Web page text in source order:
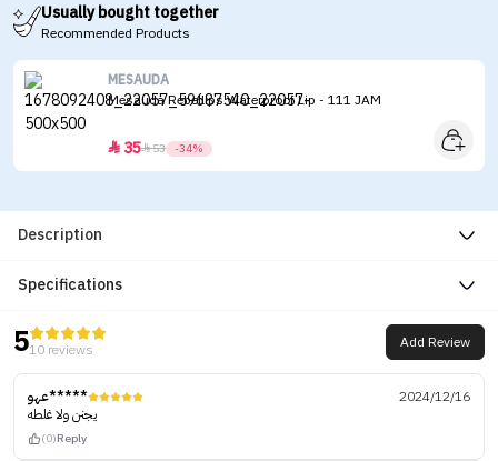
Usually bought together
Recommended Products
MESAUDA
Mesauda Rebellips Waterproof Lip - 111 JAM
 3553 -34%
Description
Specifications
510 reviews Add Review
عهو*****
2024/12/16
يجنن ولا غلطه
(0)Reply